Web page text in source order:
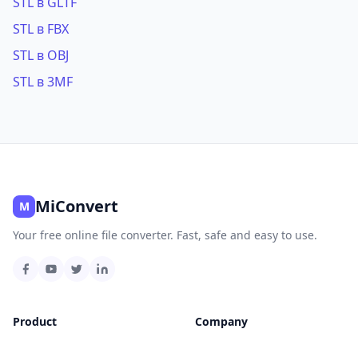
STL в FBX
STL в OBJ
STL в 3MF
M MiConvert
Your free online file converter. Fast, safe and easy to use.
Product
Company